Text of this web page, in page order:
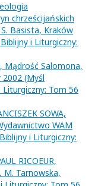
chrześcijańskich
Basista, Kraków
i Liturgiczny:
Mądrość Salomona,
2002 (Myśl
Liturgiczny: Tom 56
SOWA,
WAM
i Liturgiczny:
RICOEUR,
M. Tarnowska,